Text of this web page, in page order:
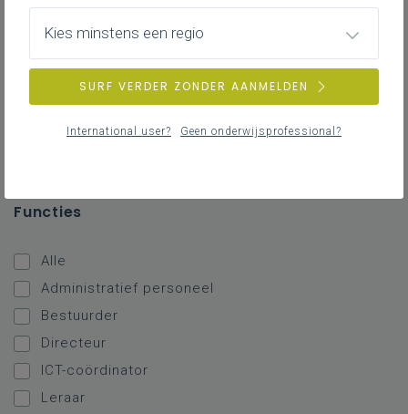
Hoger onderwijs
Volwassenenonderwijs
Functies
Alle
Administratief personeel
Bestuurder
Directeur
ICT-coördinator
Leraar
Kies minstens een regio
SURF VERDER ZONDER AANMELDEN
International user? Geen onderwijsprofessional?